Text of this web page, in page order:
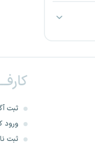
ثبت
ورود
ثبت